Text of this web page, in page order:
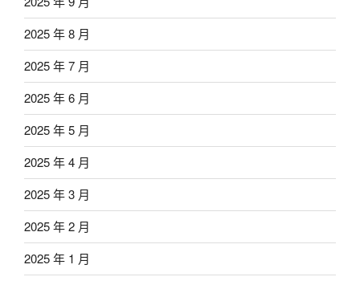
2025 年 8 月
2025 年 7 月
2025 年 6 月
2025 年 5 月
2025 年 4 月
2025 年 3 月
2025 年 2 月
2025 年 1 月